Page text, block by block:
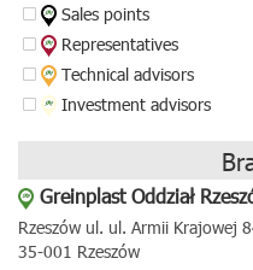
Sales points
Representatives
Technical advisors
Investment advisors
Greinplast Oddział
Rzeszów ul. ul. Armii Krajowej
35-001 Rzeszów